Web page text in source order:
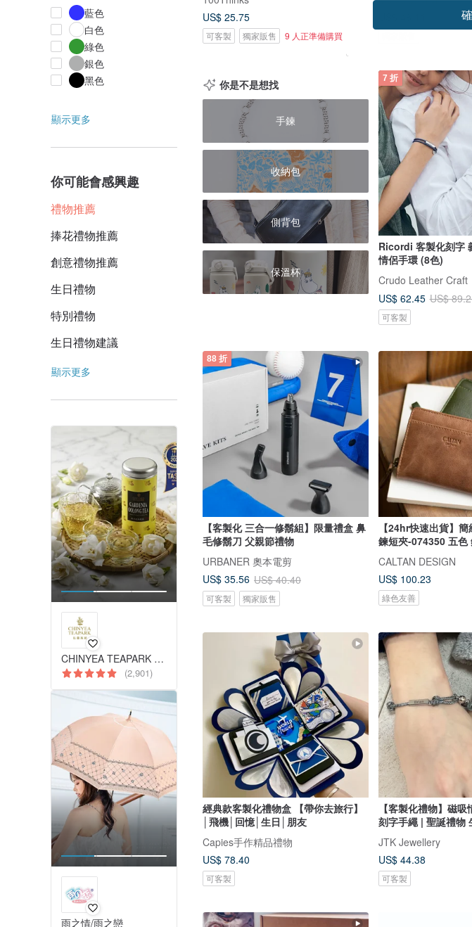
藍色
白色
綠色
銀色
黑色
顯示更多
你可能會感興趣
禮物推薦
捧花禮物推薦
創意禮物推薦
生日禮物
特別禮物
生日禮物建議
顯示更多
CHINYEA TEAPARK 沁意茶苑
(2,901)
雨之情/雨之戀
US$ 25.75
可客製 獨家販售 9 人正準備購買
你是不是想找
手鍊
收納包
側背包
保溫杯
7 折
Ricordi 客製化刻字
情侶手環 (8色)
Crudo Leather Craft
US$ 62.45 US$
可客製
88 折
【客製化 三合一修鬍組】限量禮盒 鼻
毛修鬍刀 父親節禮物
URBANER 奧本電剪
US$ 35.56 US$ 40.40
可客製 獨家販售
【24hr快速出貨】
鍊短夾-074350 五色
CALTAN DESIGN
US$ 100.23
綠色友善
經典款客製化禮物盒 【帶你去旅行】
│飛機│回憶│生日│朋友
Capies手作精品禮物
US$ 78.40
可客製
【客製化禮物】磁
刻字手繩 | 聖誕禮物
JTK Jewellery
US$ 44.38
可客製